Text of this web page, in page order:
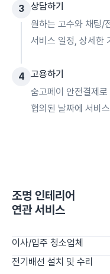
3 상담하기
원하는 고수와 채팅/
서비스 일정, 상세한
4 고용하기
숨고페이 안전결제로
협의된 날짜에 서비
조명 인테리어
연관 서비스
이사/입주 청소업체
전기배선 설치 및 수리